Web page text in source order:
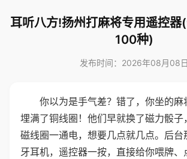
耳听八方!扬州打麻将专用遥控器
100种)
发布时间：2026年08月08日
你以为是手气差？错了，你坐的麻
埋满了铜线圈！他们早就换了磁力骰子
磁线圈一通电，想要几点就几点。后台
牙耳机，遥控器一按，直接给你喂牌、